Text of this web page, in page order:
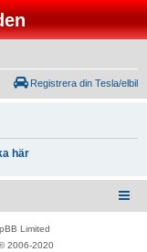
Registrera din Tesla/elbil
här
Limited
2006-2020